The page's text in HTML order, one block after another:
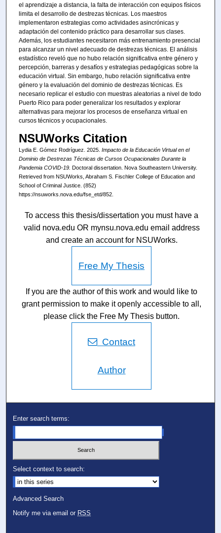
el aprendizaje a distancia, la falta de interacción con equipos físicos
limita el desarrollo de destrezas técnicas. Los maestros
implementaron estrategias como actividades asincrónicas y
adaptación del contenido práctico para desarrollar sus clases.
Además, los estudiantes necesitaron más entrenamiento presencial
para alcanzar un nivel adecuado de destrezas técnicas. El análisis
estadístico reveló que no hubo relación significativa entre género y
percepción, barreras y desafíos y estrategias pedagógicas sobre la
educación virtual. Sin embargo, hubo relación significativa entre
género y la evaluación del dominio de destrezas técnicas. Es
necesario replicar el estudio con muestras aleatorias a nivel de todo
Puerto Rico para poder generalizar los resultados y explorar
alternativas para mejorar los procesos de enseñanza virtual en
cursos técnicos y ocupacionales.
NSUWorks Citation
Lydia E. Gómez Rodríguez. 2025. Impacto de la Educación Virtual en el
Dominio de Destrezas Técnicas de Cursos Ocupacionales Durante la
Pandemia COVID-19. Doctoral dissertation. Nova Southeastern University.
Retrieved from NSUWorks, Abraham S. Fischler College of Education and
School of Criminal Justice. (852)
https://nsuworks.nova.edu/fse_etd/852.
To access this thesis/dissertation you must have a
valid nova.edu OR mynsu.nova.edu email address
and create an account for NSUWorks.
Free My Thesis
If you are the author of this work and would like to
grant permission to make it openly accessible to all,
please click the Free My Thesis button.
Contact
Author
Enter search terms:
Select context to search:
Advanced Search
Notify me via email or RSS